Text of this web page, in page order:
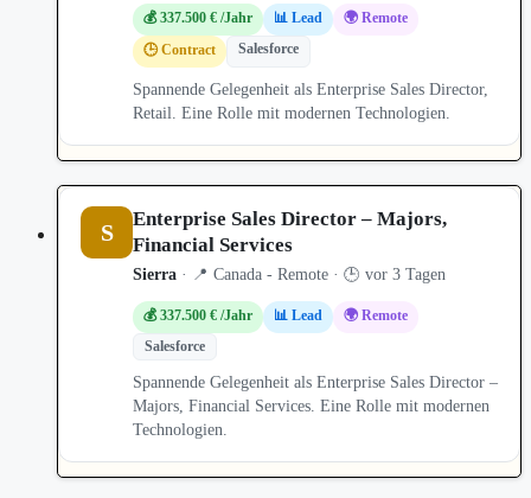
💰 337.500 € /Jahr 📊 Lead
🌍 Remote
🕒 Contract
Salesforce
Spannende Gelegenheit als Enterprise Sales Director,
Retail. Eine Rolle mit modernen Technologien.
S
Enterprise Sales Director – Majors,
Financial Services
Sierra · 📍 Canada - Remote · 🕒 vor 3 Tagen
💰 337.500 € /Jahr 📊 Lead
🌍 Remote
Salesforce
Spannende Gelegenheit als Enterprise Sales Director –
Majors, Financial Services. Eine Rolle mit modernen
Technologien.